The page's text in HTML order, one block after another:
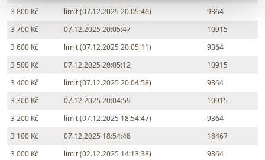
3 800 Kč
limit (07.12.2025 20:05:46)
9364
3 700 Kč
07.12.2025 20:05:47
10915
3 600 Kč
limit (07.12.2025 20:05:11)
9364
3 500 Kč
07.12.2025 20:05:12
10915
3 400 Kč
limit (07.12.2025 20:04:58)
9364
3 300 Kč
07.12.2025 20:04:59
10915
3 200 Kč
limit (07.12.2025 18:54:47)
9364
3 100 Kč
07.12.2025 18:54:48
18467
3 000 Kč
limit (02.12.2025 14:13:38)
9364